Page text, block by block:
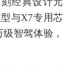
与X7专用芯
智驾体验，